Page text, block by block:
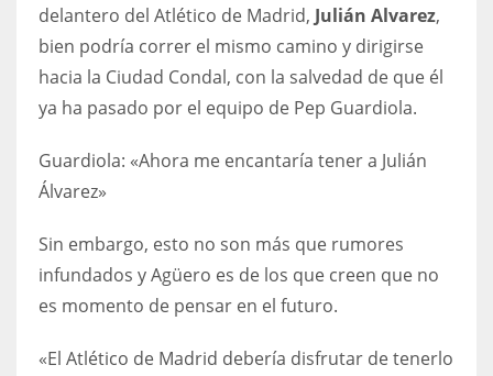
NYG
24
17
22
26
delantero del Atlético de Madrid, Julián Alvarez,
bien podría correr el mismo camino y dirigirse
hacia la Ciudad Condal, con la salvedad de que él
ya ha pasado por el equipo de Pep Guardiola.
Guardiola: «Ahora me encantaría tener a Julián
Álvarez»
Sin embargo, esto no son más que rumores
infundados y Agüero es de los que creen que no
es momento de pensar en el futuro.
«El Atlético de Madrid debería disfrutar de tenerlo